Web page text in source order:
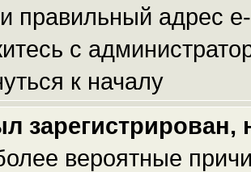
правильный адрес
с
к началу
зарегистрирован,
вероятные